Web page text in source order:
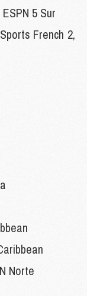
5 Sur
French 2,
Norte